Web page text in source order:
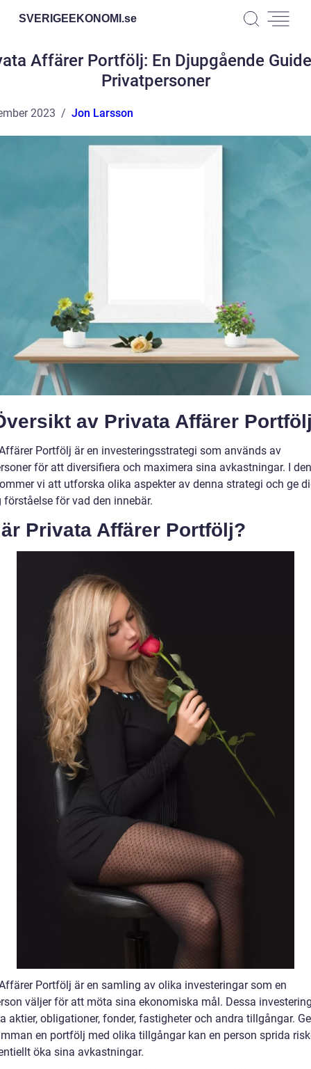
SVERIGEEKONOMI.se
Affärer Portfölj: En Djupgående
Privatpersoner
2023 Jon Larsson
av Privata Affärer
Portfölj är en investeringsstrategi som används av
för att diversifiera och maximera sina avkastningar. I
vi att utforska olika aspekter av denna strategi och ge
förståelse för vad den innebär.
Privata Affärer Portfölj?
Portfölj är en samling av olika investeringar som en
väljer för att möta sina ekonomiska mål. Dessa
aktier, obligationer, fonder, fastigheter och andra tillgångar.
en portfölj med olika tillgångar kan en person sprida
öka sina avkastningar.